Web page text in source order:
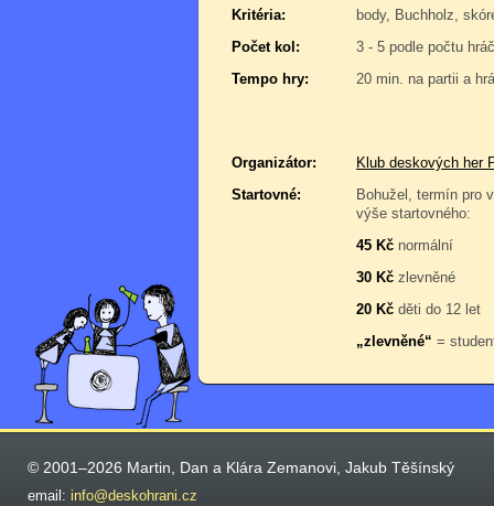
Kritéria:
body, Buchholz,
Počet kol:
3 - 5 podle počtu
Tempo hry:
20 min. na partii a
Organizátor:
Klub deskových her
Startovné:
Bohužel, termín pro
výše startovného:
45 Kč normální
30 Kč zlevněné
20 Kč děti do 12 let
„zlevněné“ =
© 2001–2026 Martin, Dan a Klára Zemanovi, Jakub Těšínský
email: info@deskohrani.cz